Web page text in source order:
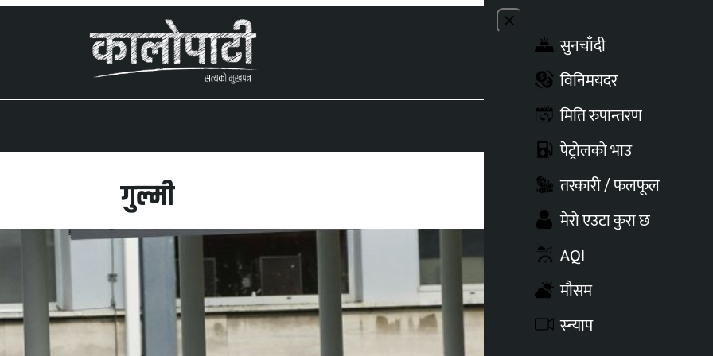
Close menu
सुनचाँदी
विनिमयदर
मिति रुपान्तरण
पेट्रोलको भाउ
तरकारी / फलफूल
मेरो एउटा कुरा छ
AQI
मौसम
स्न्याप
गुल्मी